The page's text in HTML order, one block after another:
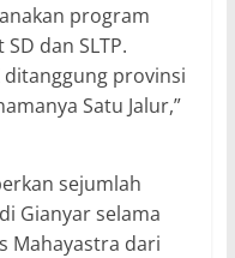
program
dan SLTP.
ditanggung provinsi
Satu Jalur,”
sejumlah
Gianyar selama
Mahayastra dari